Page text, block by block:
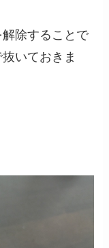
除することで
いておきま